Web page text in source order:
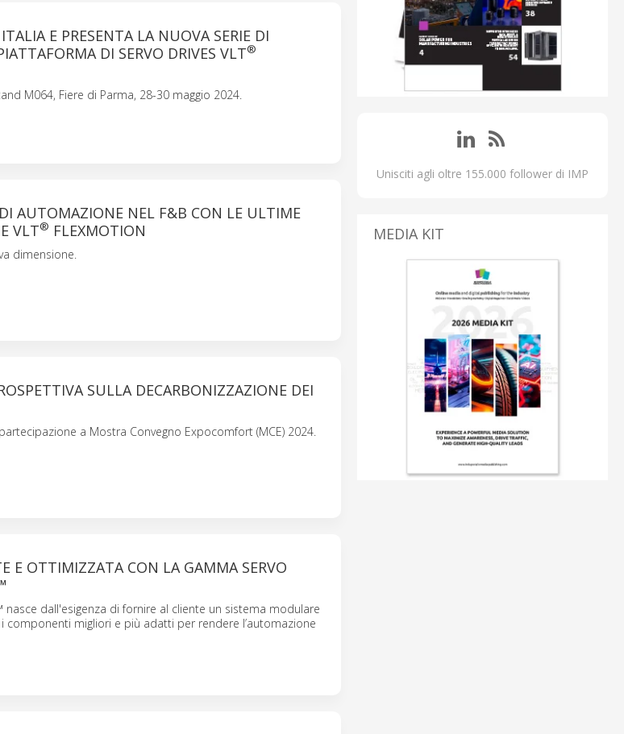
E PRESENTA LA NUOVA SERIE DI
DI SERVO DRIVES VLT®
M064, Fiere di Parma, 28-30 maggio 2024.
AUTOMAZIONE NEL F&B CON LE ULTIME
VLT® FLEXMOTION
dimensione.
SULLA DECARBONIZZAZIONE DEI
a Mostra Convegno Expocomfort (MCE) 2024.
E OTTIMIZZATA CON LA GAMMA SERVO
dall'esigenza di fornire al cliente un sistema modulare
componenti migliori e più adatti per rendere l’automazione
Unisciti agli oltre 155.000 follower di IMP
MEDIA KIT